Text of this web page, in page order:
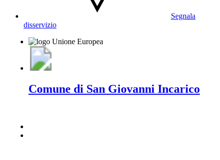
Segnala
disservizio
Comune di San Giovanni Incarico